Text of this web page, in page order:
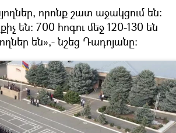
որոնք շատ աջակցում են։
են։ 700 հոգու մեջ 120-130 են
են»,- նշեց Դադոյանը։